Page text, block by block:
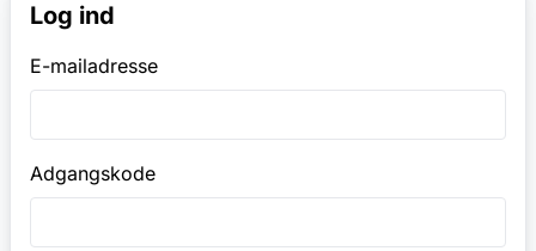
Log ind
E-mailadresse
Adgangskode